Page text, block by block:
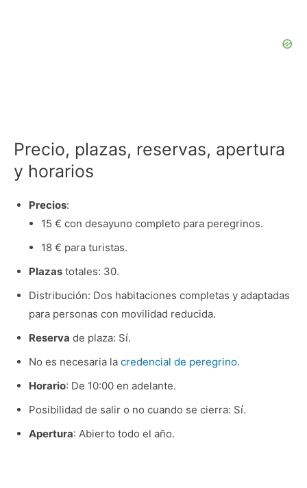
Precio, plazas, reservas, apertura
y horarios
Precios:
15 € con desayuno completo para peregrinos.
18 € para turistas.
Plazastotales: 30.
Distribución: Dos habitaciones completas y adaptadas
para personas con movilidad reducida.
Reserva de plaza: Sí.
No es necesaria la credencial de peregrino.
Horario: De 10:00 en adelante.
Posibilidad de salir o no cuando se cierra: Sí.
Apertura: Abierto todo el año.